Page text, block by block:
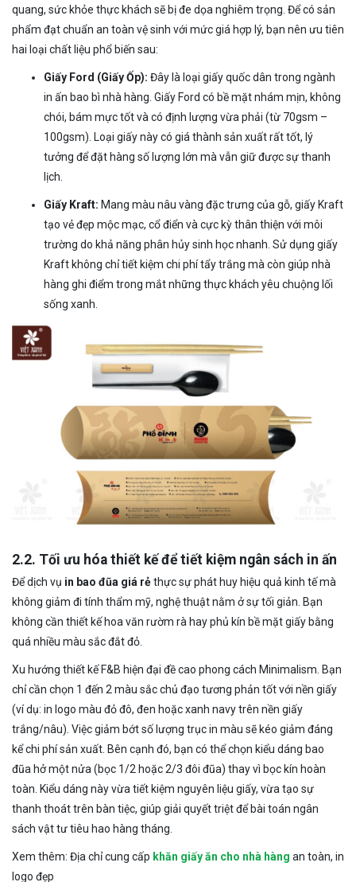
quang, sức khỏe thực khách sẽ bị đe dọa nghiêm trọng. Để có sản
phẩm đạt chuẩn an toàn vệ sinh với mức giá hợp lý, bạn nên ưu tiên
hai loại chất liệu phổ biến sau:
Giấy Ford (Giấy Ốp): Đây là loại giấy quốc dân trong ngành
in ấn bao bì nhà hàng. Giấy Ford có bề mặt nhám mịn, không
chói, bám mực tốt và có định lượng vừa phải (từ 70gsm –
100gsm). Loại giấy này có giá thành sản xuất rất tốt, lý
tưởng để đặt hàng số lượng lớn mà vẫn giữ được sự thanh
lịch.
Giấy Kraft: Mang màu nâu vàng đặc trưng của gỗ, giấy Kraft
tạo vẻ đẹp mộc mạc, cổ điển và cực kỳ thân thiện với môi
trường do khả năng phân hủy sinh học nhanh. Sử dụng giấy
Kraft không chỉ tiết kiệm chi phí tẩy trắng mà còn giúp nhà
hàng ghi điểm trong mắt những thực khách yêu chuộng lối
sống xanh.
2.2. Tối ưu hóa thiết kế để tiết kiệm ngân sách in ấn
Để dịch vụ in bao đũa giá rẻthực sự phát huy hiệu quả kinh tế mà
không giảm đi tính thẩm mỹ, nghệ thuật nằm ở sự tối giản. Bạn
không cần thiết kế hoa văn rườm rà hay phủ kín bề mặt giấy bằng
quá nhiều màu sắc đắt đỏ.
Xu hướng thiết kế F&B hiện đại đề cao phong cách Minimalism. Bạn
chỉ cần chọn 1 đến 2 màu sắc chủ đạo tương phản tốt với nền giấy
(ví dụ: in logo màu đỏ đô, đen hoặc xanh navy trên nền giấy
trắng/nâu). Việc giảm bớt số lượng trục in màu sẽ kéo giảm đáng
kể chi phí sản xuất. Bên cạnh đó, bạn có thể chọn kiểu dáng bao
đũa hở một nửa (bọc 1/2 hoặc 2/3 đôi đũa) thay vì bọc kín hoàn
toàn. Kiểu dáng này vừa tiết kiệm nguyên liệu giấy, vừa tạo sự
thanh thoát trên bàn tiệc, giúp giải quyết triệt để bài toán ngân
sách vật tư tiêu hao hàng tháng.
Xem thêm: Địa chỉ cung cấp khăn giấy ăn cho nhà hàng an toàn, in
logo đẹp